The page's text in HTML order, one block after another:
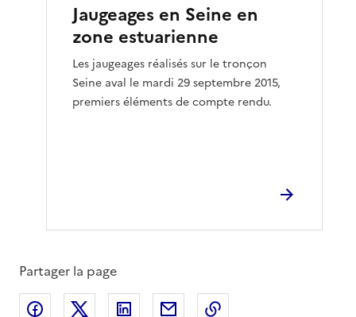
Jaugeages en Seine en
zone estuarienne
Les jaugeages réalisés sur le tronçon
Seine aval le mardi 29 septembre 2015,
premiers éléments de compte rendu.
Partager la page
Partager sur Facebook
Partager sur XPartager sur LinkedIn
Partager par email